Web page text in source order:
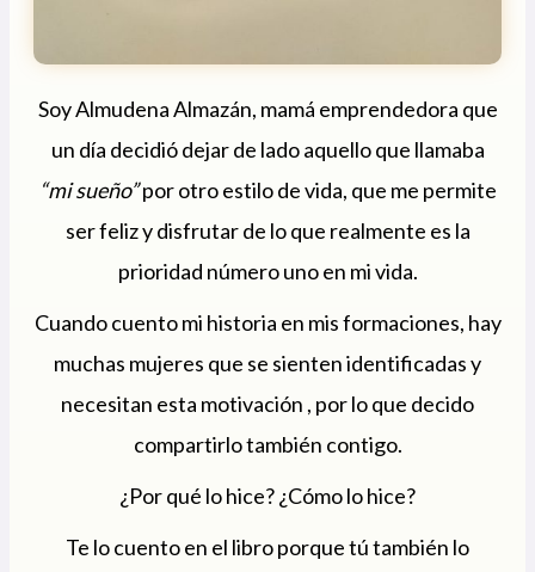
Soy Almudena Almazán, mamá emprendedora que
un día decidió dejar de lado aquello que llamaba
“mi sueño”por otro estilo de vida, que me permite
ser feliz y disfrutar de lo que realmente es la
prioridad número uno en mi vida.
Cuando cuento mi historia en mis formaciones, hay
muchas mujeres que se sienten identificadas y
necesitan esta motivación , por lo que decido
compartirlo también contigo.
¿Por qué lo hice? ¿Cómo lo hice?
Te lo cuento en el libro porque tú también lo